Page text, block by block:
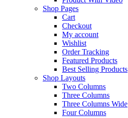
Shop Pages
Cart
Checkout
My account
Wishlist
Order Tracking
Featured Products
Best Selling Products
Shop Layouts
Two Columns
Three Columns
Three Columns Wide
Four Columns